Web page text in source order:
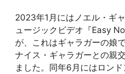
2023年1月にはノエル・ギ
ュージックビデオ『Easy
が、これはギャラガーの娘
ナイス・ギャラガーとの親
ました。同年6月にはロン